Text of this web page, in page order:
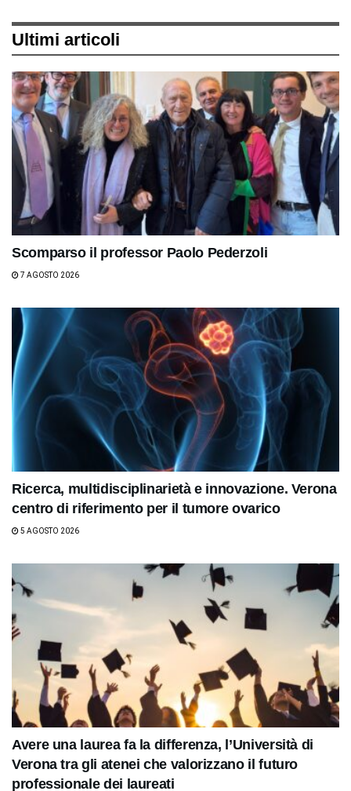
Ultimi articoli
Scomparso il professor Paolo Pederzoli
7 AGOSTO 2026
Ricerca, multidisciplinarietà e innovazione. Verona
centro di riferimento per il tumore ovarico
5 AGOSTO 2026
Avere una laurea fa la differenza, l’Università di
Verona tra gli atenei che valorizzano il futuro
professionale dei laureati